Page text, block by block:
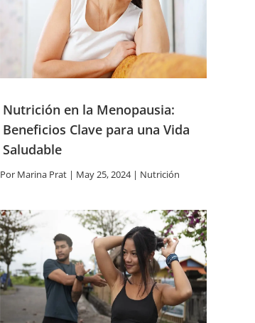
Nutrición en la Menopausia:
Beneficios Clave para una Vida
Saludable
Por Marina Prat| May 25, 2024| Nutrición